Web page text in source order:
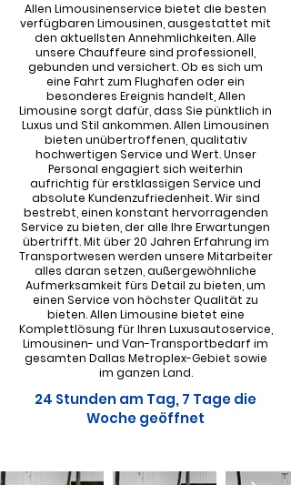
Allen Limousinenservice bietet die besten
verfügbaren Limousinen, ausgestattet mit
den aktuellsten Annehmlichkeiten. Alle
unsere Chauffeure sind professionell,
gebunden und versichert. Ob es sich um
eine Fahrt zum Flughafen oder ein
besonderes Ereignis handelt, Allen
Limousine sorgt dafür, dass Sie pünktlich in
Luxus und Stil ankommen. Allen Limousinen
bieten unübertroffenen, qualitativ
hochwertigen Service und Wert. Unser
Personal engagiert sich weiterhin
aufrichtig für erstklassigen Service und
absolute Kundenzufriedenheit. Wir sind
bestrebt, einen konstant hervorragenden
Service zu bieten, der alle Ihre Erwartungen
übertrifft. Mit über 20 Jahren Erfahrung im
Transportwesen werden unsere Mitarbeiter
alles daran setzen, außergewöhnliche
Aufmerksamkeit fürs Detail zu bieten, um
einen Service von höchster Qualität zu
bieten. Allen Limousine bietet eine
Komplettlösung für Ihren Luxusautoservice,
Limousinen- und Van-Transportbedarf im
gesamten Dallas Metroplex-Gebiet sowie
im ganzen Land.
24 Stunden am Tag, 7 Tage die
Woche geöffnet